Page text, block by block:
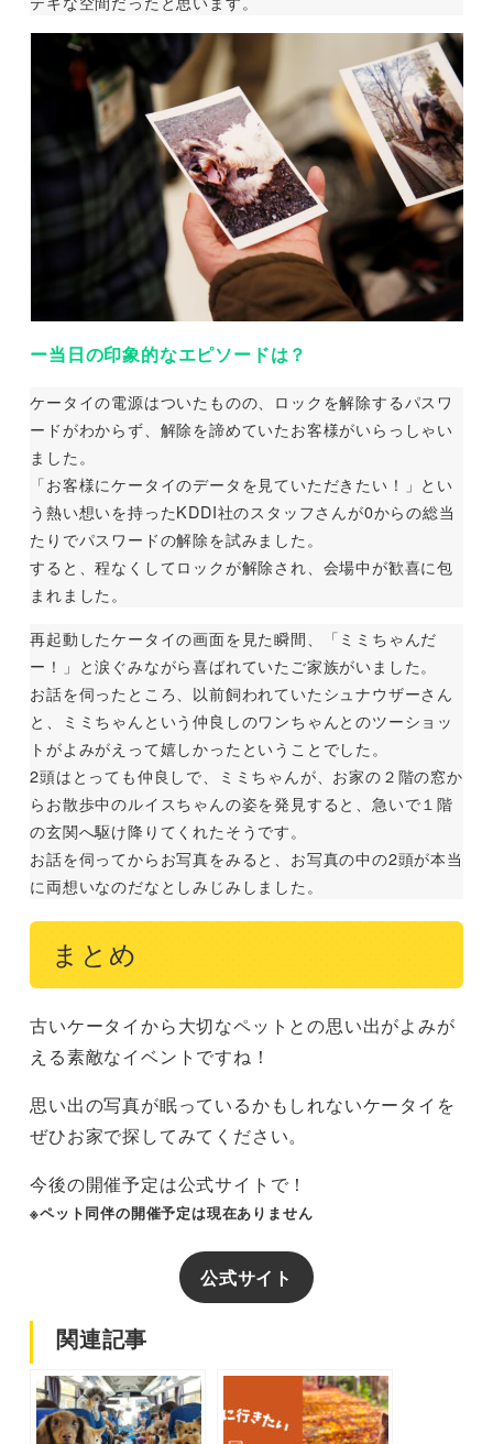
ー当日の印象的なエピソードは？
ケータイの電源はついたものの、ロックを解除するパスワ
ードがわからず、解除を諦めていたお客様がいらっしゃい
ました。
「お客様にケータイのデータを見ていただきたい！」とい
う熱い想いを持ったKDDI社のスタッフさんが0からの総当
たりでパスワードの解除を試みました。
すると、程なくしてロックが解除され、会場中が歓喜に包
まれました。
再起動したケータイの画面を見た瞬間、「ミミちゃんだ
ー！」と涙ぐみながら喜ばれていたご家族がいました。
お話を伺ったところ、以前飼われていたシュナウザーさん
と、ミミちゃんという仲良しのワンちゃんとのツーショッ
トがよみがえって嬉しかったということでした。
2頭はとっても仲良しで、ミミちゃんが、お家の２階の窓か
らお散歩中のルイスちゃんの姿を発見すると、急いで１階
の玄関へ駆け降りてくれたそうです。
お話を伺ってからお写真をみると、お写真の中の2頭が本当
に両想いなのだなとしみじみしました。
まとめ
古いケータイから大切なペットとの思い出がよみが
える素敵なイベントですね！
思い出の写真が眠っているかもしれないケータイを
ぜひお家で探してみてください。
今後の開催予定は公式サイトで！
※ペット同伴の開催予定は現在ありません
公式サイト
関連記事